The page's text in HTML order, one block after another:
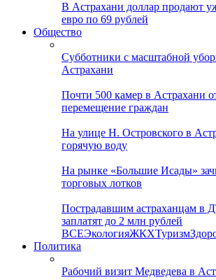
В Астрахани доллар продают
евро по 69 рублей
Общество
Субботники с масштабной
Астрахани
Почти 500 камер в Астрахани
перемещение граждан
На улице Н. Островского в
горячую воду
На рынке «Большие Исады»
торговых лотков
Пострадавшим астраханцам в
заплатят до 2 млн рублей
ВСЕЭкологияЖКХТуризм
Политика
Рабочий визит Медведева в